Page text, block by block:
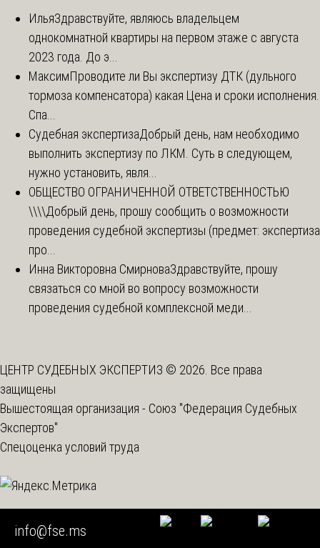
ИльяЗдравствуйте, являюсь владельцем
однокомнатной квартиры на первом этаже с августа
2023 года. До э...
МаксимПроводите ли Вы экспертизу ДТК (дульного
тормоза компенсатора) какая Цена и сроки исполнения.
Спа...
Судебная экспертизаДобрый день, нам необходимо
выполнить экспертизу по ЛКМ. Суть в следующем,
нужно установить, явля...
ОБЩЕСТВО ОГРАНИЧЕННОЙ ОТВЕТСТВЕННОСТЬЮ
\\\\Добрый день, прошу сообщить о возможности
проведения судебной экспертизы (предмет: экспертиза
про...
Инна Викторовна СмирноваЗдравствуйте, прошу
связаться со мной во вопросу возможности
проведения судебной комплексной меди...
ЦЕНТР СУДЕБНЫХ ЭКСПЕРТИЗ © 2026. Все права
защищены
Вышестоящая организация - Союз "Федерация Судебных
Экспертов"
Спецоценка условий труда
info@fse.ms
Мы используем cookie